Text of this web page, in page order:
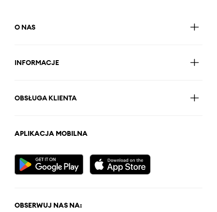
O NAS
INFORMACJE
OBSŁUGA KLIENTA
APLIKACJA MOBILNA
OBSERWUJ NAS NA: